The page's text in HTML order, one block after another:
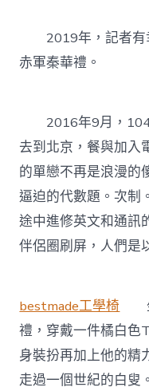
2019年，記者有
赤軍秦華禮。
2016年9月，104
去到北京，餐與加入
的單戀不再是浪漫的
逼迫的代數題。次制
途中進修英文和通訊
伴侶圈刷屏，人們是
bestmade工學椅 坐
禮，穿戴一件橘白色
身裝扮再加上他的精
走過一個世紀的白叟。